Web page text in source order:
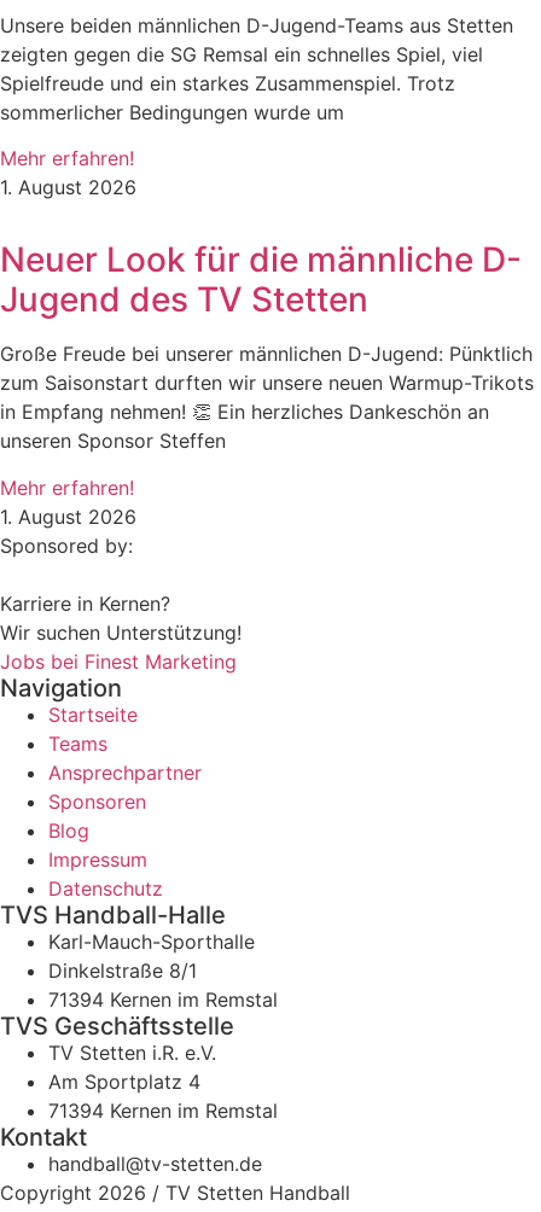
Unsere beiden männlichen D-Jugend-Teams aus Stetten
zeigten gegen die SG Remsal ein schnelles Spiel, viel
Spielfreude und ein starkes Zusammenspiel. Trotz
sommerlicher Bedingungen wurde um
Mehr erfahren!
1. August 2026
Neuer Look für die männliche D-
Jugend des TV Stetten
Große Freude bei unserer männlichen D-Jugend: Pünktlich
zum Saisonstart durften wir unsere neuen Warmup-Trikots
in Empfang nehmen! 👏 Ein herzliches Dankeschön an
unseren Sponsor Steffen
Mehr erfahren!
1. August 2026
Sponsored by:
Karriere in Kernen?
Wir suchen Unterstützung!
Jobs bei Finest Marketing
Navigation
Startseite
Teams
Ansprechpartner
Sponsoren
Blog
Impressum
Datenschutz
TVS Handball-Halle
Karl-Mauch-Sporthalle
Dinkelstraße 8/1
71394 Kernen im Remstal
TVS Geschäftsstelle
TV Stetten i.R. e.V.
Am Sportplatz 4
71394 Kernen im Remstal
Kontakt
handball@tv-stetten.de
Copyright 2026 / TV Stetten Handball